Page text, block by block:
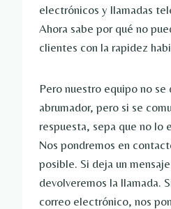
electrónicos y llamadas
Ahora sabe por qué no
clientes con la rapidez
Pero nuestro equipo no se
abrumador, pero si se
respuesta, sepa que no lo
Nos pondremos en
posible. Si deja un
devolveremos la llamada.
correo electrónico, nos